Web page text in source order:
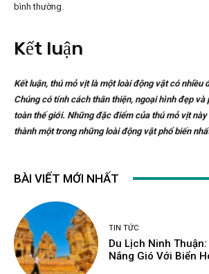
bình thường.
Kết luận
Kết luận, thú mỏ vịt là một loài động vật có nhiều
Chúng có tính cách thân thiện, ngoại hình đẹp và
toàn thế giới. Những đặc điểm của thú mỏ vịt
thành một trong những loài động vật phổ biến
BÀI VIẾT MỚI NHẤT
TIN TỨC
Du Lịch Ninh
Nắng Gió Với Biển